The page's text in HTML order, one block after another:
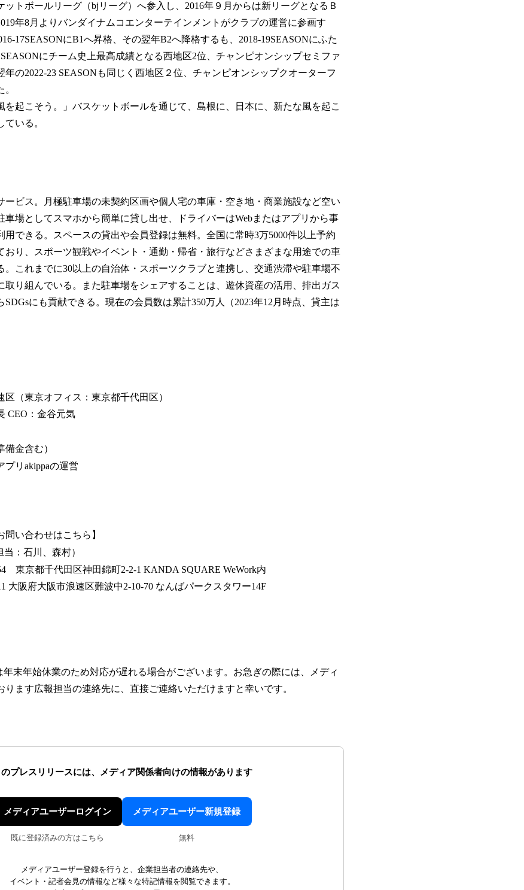
ットボールリーグ（bjリーグ）へ参入し、2016年９月からは新リーグとなるＢ
年8月よりバンダイナムコエンターテインメントがクラブの運営に参画す
17SEASONにB1へ昇格、その翌年B2へ降格するも、2018-19SEASONにふた
にチーム史上最高成績となる西地区2位、チャンピオンシップセミファ
年の2022-23 SEASONも同じく西地区２位、チャンピオンシップクオーターフ
を起こそう。」バスケットボールを通じて、島根に、日本に、新たな風を起こ
いる。
ービス。月極駐車場の未契約区画や個人宅の車庫・空き地・商業施設など空い
車場としてスマホから簡単に貸し出せ、ドライバーはWebまたはアプリから事
用できる。スペースの貸出や会員登録は無料。全国に常時3万5000件以上予約
おり、スポーツ観戦やイベント・通勤・帰省・旅行などさまざまな用途での車
。これまでに30以上の自治体・スポーツクラブと連携し、交通渋滞や駐車場不
取り組んでいる。また駐車場をシェアすることは、遊休資産の活用、排出ガス
にも貢献できる。現在の会員数は累計350万人（2023年12月時点、貸主は
（東京オフィス：東京都千代田区）
CEO：金谷元気
金含む）
リakippaの運営
問い合わせはこちら】
：石川、森村）
東京都千代田区神田錦町2-2-1 KANDA SQUARE WeWork内
大阪府大阪市浪速区難波中2-10-70 なんばパークスタワー14F
年末年始休業のため対応が遅れる場合がございます。お急ぎの際には、メディ
ります広報担当の連絡先に、直接ご連絡いただけますと幸いです。
プレスリリースには、 メディア関係者向けの情報があります
メディアユーザーログイン
既に登録済みの方はこちら
メディアユーザー新規登録
無料
メディアユーザー登録を行うと、企業担当者の連絡先や、
イベント・記者会見の情報など様々な特記情報を閲覧できます。